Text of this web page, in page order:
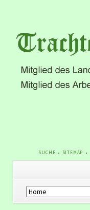
NAVIGATION
SUCHE SITEMAP
Navigation
überspringen